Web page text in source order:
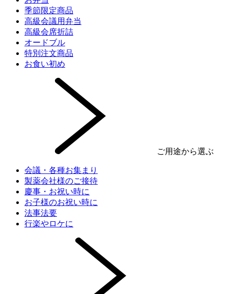
季節限定商品
高級会議用弁当
高級会席折詰
オードブル
特別注文商品
お食い初め
ご用途から選ぶ
会議・各種お集まり
製薬会社様のご接待
慶事・お祝い時に
お子様のお祝い時に
法事法要
行楽やロケに